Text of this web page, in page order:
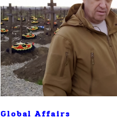
Global Affairs